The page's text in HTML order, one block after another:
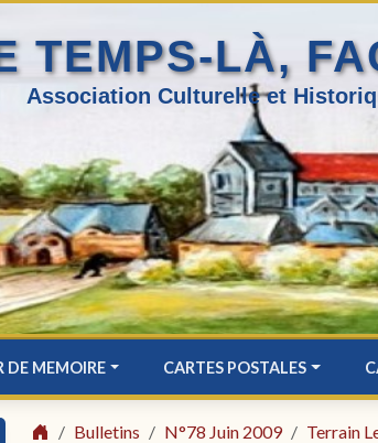
TEMPS-LÀ,
Association Culturelle et
DE MEMOIRE CARTES POSTALES
Bulletins N°78 Juin 2009 Terrain